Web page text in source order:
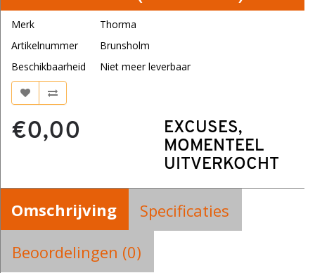
Merk
Thorma
Artikelnummer
Brunsholm
Beschikbaarheid
Niet meer leverbaar
€0,00
EXCUSES,
MOMENTEEL
UITVERKOCHT
Omschrijving
Specificaties
Beoordelingen (0)